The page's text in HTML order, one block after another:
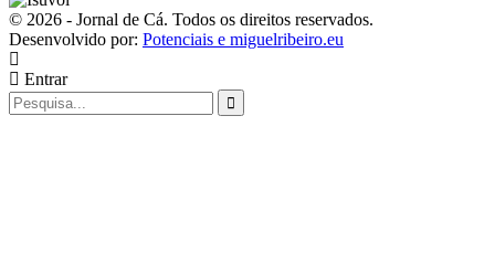
© 2026 - Jornal de Cá. Todos os direitos reservados.
Desenvolvido por: Potenciais e miguelribeiro.eu
Entrar